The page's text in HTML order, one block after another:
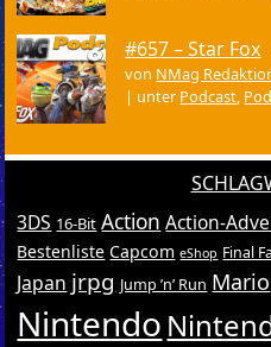
#657 – Star Fox
von NMag
| unter Podcast,
3DS 16-Bit Action Action-
Bestenliste Capcom eShop Final
Japan jrpg Jump ’n’ Run Mario
Nintendo